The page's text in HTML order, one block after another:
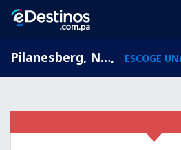
Pilanesberg, North West, Sudáfrica, ESCOGE